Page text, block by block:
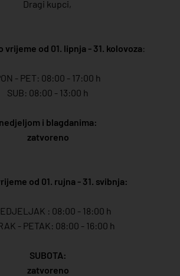
Dragi kupci,
vrijeme od 01. lipnja - 31. kolovoza:
- PET: 08:00 - 17:00 h
SUB: 08:00 - 13:00 h
nedjeljom i blagdanima:
zatvoreno
od 01. rujna - 31. svibnja:
: 08:00 - 18:00 h
- PETAK: 08:00 - 16:00 h
SUBOTA:
zatvoreno